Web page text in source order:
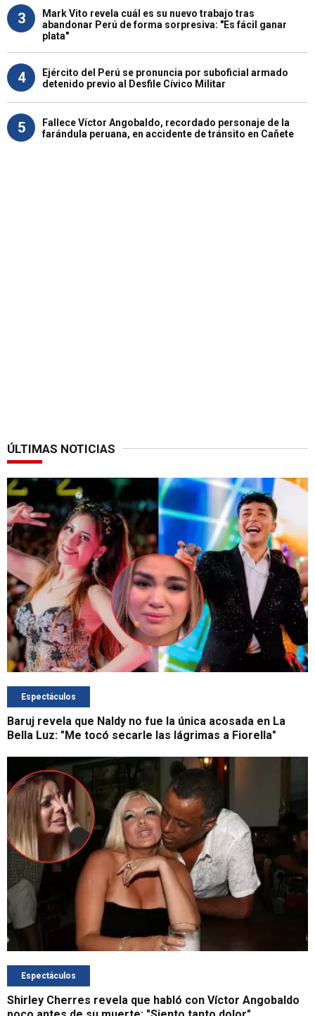
3
Mark Vito revela cuál es su nuevo trabajo tras
abandonar Perú de forma sorpresiva: "Es fácil ganar
plata"
4
Ejército del Perú se pronuncia por suboficial armado
detenido previo al Desfile Cívico Militar
5
Fallece Víctor Angobaldo, recordado personaje de la
farándula peruana, en accidente de tránsito en Cañete
ÚLTIMAS NOTICIAS
Espectáculos
Baruj revela que Naldy no fue la única acosada en La
Bella Luz: "Me tocó secarle las lágrimas a Fiorella"
Espectáculos
Shirley Cherres revela que habló con Víctor Angobaldo